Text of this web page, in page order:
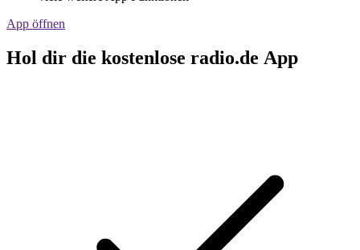
App öffnen
Hol dir die kostenlose radio.de App